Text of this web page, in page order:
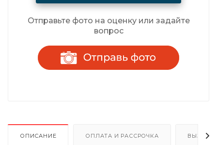
Отправьте фото на оценку или задайте
вопрос
ОПИСАНИЕ ОПЛАТА И РАССРОЧКА ВЫЗОВ